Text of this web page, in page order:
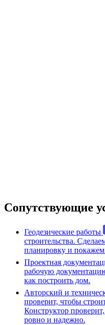
Сопутствующие
Геодезические работы
строительства.
планировку и покажем
Проектная
рабочую
как построить дом.
Авторский и
проверит, чтобы
Конструктор
ровно и надежно.